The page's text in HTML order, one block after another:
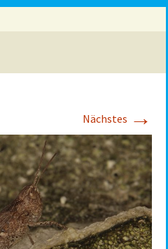
Nächstes →